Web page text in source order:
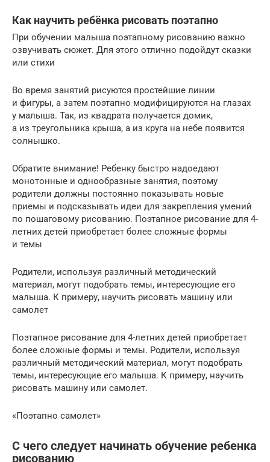
Как научить ребёнка рисовать поэтапно
При обучении малыша поэтапному рисованию важно
озвучивать сюжет. Для этого отлично подойдут сказки
или стихи
Во время занятий рисуются простейшие линии
и фигуры, а затем поэтапно модифицируются на глазах
у малыша. Так, из квадрата получается домик,
а из треугольника крыша, а из круга на небе появится
солнышко.
Обратите внимание! Ребенку быстро надоедают
монотонные и однообразные занятия, поэтому
родители должны постоянно показывать новые
приемы и подсказывать идеи для закрепления умений
по пошаговому рисованию. Поэтапное рисование для 4-
летних детей приобретает более сложные формы
и темы
Родители, используя различный методический
материал, могут подобрать темы, интересующие его
малыша. К примеру, научить рисовать машину или
самолет
Поэтапное рисование для 4-летних детей приобретает
более сложные формы и темы. Родители, используя
различный методический материал, могут подобрать
темы, интересующие его малыша. К примеру, научить
рисовать машину или самолет.
«Поэтапно самолет»
С чего следует начинать обучение ребенка
рисованию